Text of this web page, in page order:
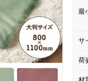
最
サ
荷